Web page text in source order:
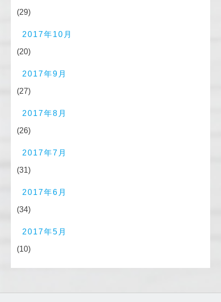
(29)
2017年10月
(20)
2017年9月
(27)
2017年8月
(26)
2017年7月
(31)
2017年6月
(34)
2017年5月
(10)